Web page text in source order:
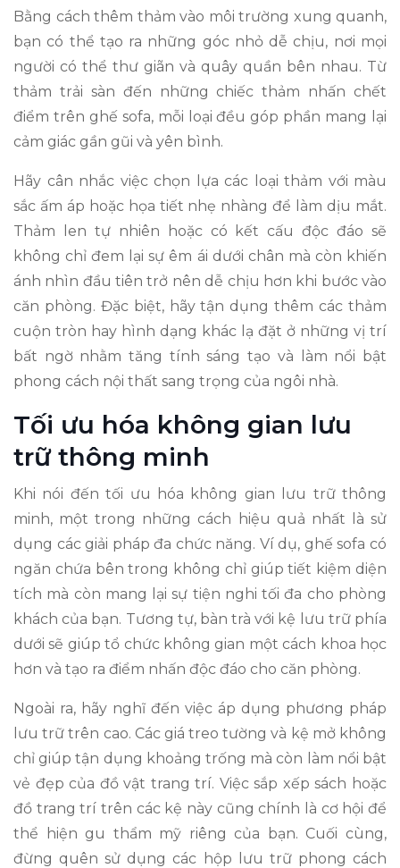
Bằng cách thêm thảm vào môi trường xung quanh,
bạn có thể tạo ra những góc nhỏ dễ chịu, nơi mọi
người có thể thư giãn và quây quần bên nhau. Từ
thảm trải sàn đến những chiếc thảm nhấn chết
điểm trên ghế sofa, mỗi loại đều góp phần mang lại
cảm giác gần gũi và yên bình.
Hãy cân nhắc việc chọn lựa các loại thảm với màu
sắc ấm áp hoặc họa tiết nhẹ nhàng để làm dịu mắt.
Thảm len tự nhiên hoặc có kết cấu độc đáo sẽ
không chỉ đem lại sự êm ái dưới chân mà còn khiến
ánh nhìn đầu tiên trở nên dễ chịu hơn khi bước vào
căn phòng. Đặc biệt, hãy tận dụng thêm các thảm
cuộn tròn hay hình dạng khác lạ đặt ở những vị trí
bất ngờ nhằm tăng tính sáng tạo và làm nổi bật
phong cách nội thất sang trọng của ngôi nhà.
Tối ưu hóa không gian lưu
trữ thông minh
Khi nói đến tối ưu hóa không gian lưu trữ thông
minh, một trong những cách hiệu quả nhất là sử
dụng các giải pháp đa chức năng. Ví dụ, ghế sofa có
ngăn chứa bên trong không chỉ giúp tiết kiệm diện
tích mà còn mang lại sự tiện nghi tối đa cho phòng
khách của bạn. Tương tự, bàn trà với kệ lưu trữ phía
dưới sẽ giúp tổ chức không gian một cách khoa học
hơn và tạo ra điểm nhấn độc đáo cho căn phòng.
Ngoài ra, hãy nghĩ đến việc áp dụng phương pháp
lưu trữ trên cao. Các giá treo tường và kệ mở không
chỉ giúp tận dụng khoảng trống mà còn làm nổi bật
vẻ đẹp của đồ vật trang trí. Việc sắp xếp sách hoặc
đồ trang trí trên các kệ này cũng chính là cơ hội để
thể hiện gu thẩm mỹ riêng của bạn. Cuối cùng,
đừng quên sử dụng các hộp lưu trữ phong cách